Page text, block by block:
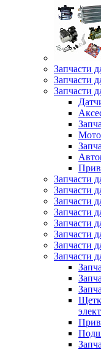
Запчасти
Запчасти
Запчасти
Запчасти
Запчасти
Запчасти
Запчасти
Запчасти
Запчасти
Запчасти
Запчасти